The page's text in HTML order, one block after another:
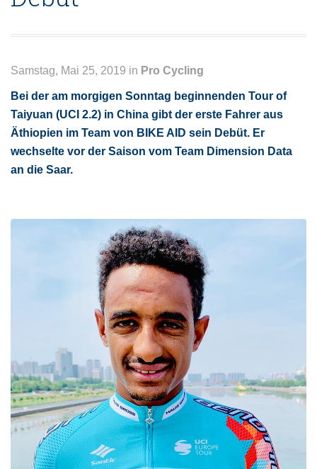
Samstag, Mai 25, 2019 in Pro Cycling
Bei der am morgigen Sonntag beginnenden Tour of
Taiyuan (UCI 2.2) in China gibt der erste Fahrer aus
Äthiopien im Team von BIKE AID sein Debüt. Er
wechselte vor der Saison vom Team Dimension Data
an die Saar.